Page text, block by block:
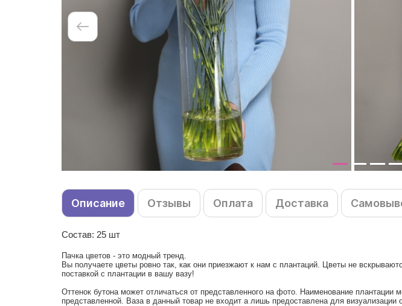
Описание Отзывы Оплата Доставка
Состав: 25 шт
Пачка цветов - это модный тренд.
Вы получаете цветы ровно так, как они приезжают к нам с плантаций. Цветы не
поставкой с плантации в вашу вазу!
Оттенок бутона может отличаться от представленного на фото. Наименование
представленной. Ваза в данный товар не входит а лишь предоставлена для визуализации